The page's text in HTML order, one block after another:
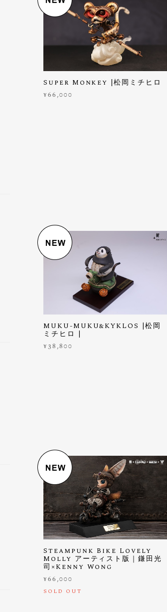
Super Monkey |松岡ミチヒロ
¥66,000
MUKU-MUKU&KYKLOS |松岡
ミチヒロ |
¥38,800
Steampunk Bike Lovely
Molly アーティスト版｜鎌田光
司×Kenny Wong
¥66,000
SOLD OUT